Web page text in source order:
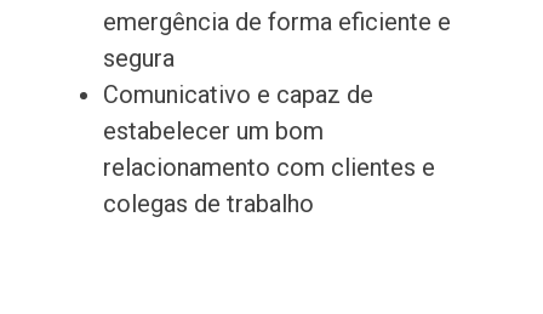
emergência de forma eficiente e
segura
Comunicativo e capaz de
estabelecer um bom
relacionamento com clientes e
colegas de trabalho